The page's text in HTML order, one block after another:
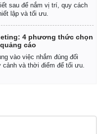
sau để nắm vị trí, quy cách
lập và tối ưu.
4 phương thức chọn
cáo
vào việc nhắm đúng đối
và thời điểm để tối ưu.